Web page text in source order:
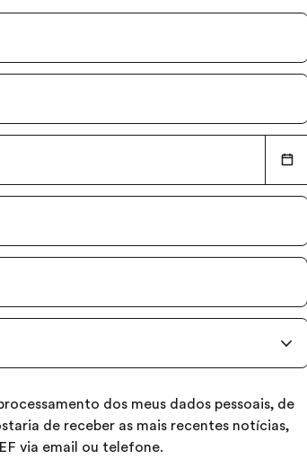
dos meus dados pessoais, de
de receber as mais recentes notícias,
via email ou telefone.